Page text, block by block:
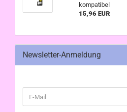
kompatibel
15,96 EUR
Newsletter-Anmeldung
ZUR
E-
Mail